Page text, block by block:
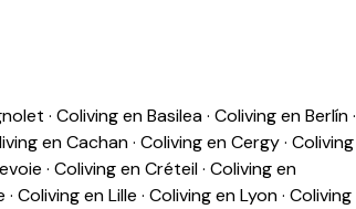
· Coliving en Basilea· Coliving en Berlín·
en Cachan· Coliving en Cergy· Coliving
· Coliving en Créteil· Coliving en
· Coliving en Lille · Coliving en Lyon· Coliving